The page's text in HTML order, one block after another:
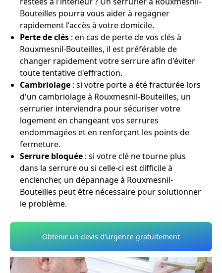
Bouteilles pourra vous aider à regagner
rapidement l'accès à votre domicile.
Perte de clés : en cas de perte de vos clés à
Rouxmesnil-Bouteilles, il est préférable de
changer rapidement votre serrure afin d'éviter
toute tentative d'effraction.
Cambriolage : si votre porte a été fracturée lors
d'un cambriolage à Rouxmesnil-Bouteilles, un
serrurier interviendra pour sécuriser votre
logement en changeant vos serrures
endommagées et en renforçant les points de
fermeture.
Serrure bloquée : si votre clé ne tourne plus
dans la serrure ou si celle-ci est difficile à
enclencher, un dépannage à Rouxmesnil-
Bouteilles peut être nécessaire pour solutionner
le problème.
Obtenir un devis d'urgence gratuitement